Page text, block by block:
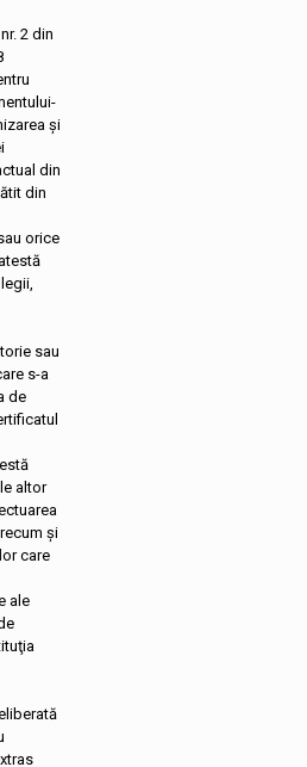
2 din
şi
din
din
orice
sau
s-a
de
altor
şi
care
ale